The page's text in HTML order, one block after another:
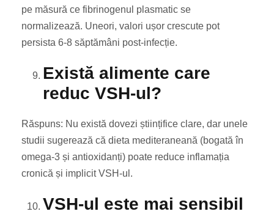
pe măsură ce fibrinogenul plasmatic se
normalizează. Uneori, valori ușor crescute pot
persista 6-8 săptămâni post-infecție.
Există alimente care
reduc VSH-ul?
Răspuns: Nu există dovezi științifice clare, dar unele
studii sugerează că dieta mediteraneană (bogată în
omega-3 și antioxidanți) poate reduce inflamația
cronică și implicit VSH-ul.
VSH-ul este mai sensibil